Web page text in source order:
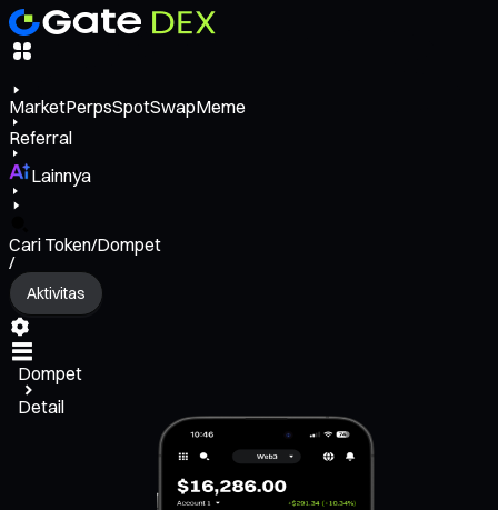
MarketPerpsSpotSwapMeme
Referral
Lainnya
Cari Token/Dompet
/
Aktivitas
Dompet
Detail